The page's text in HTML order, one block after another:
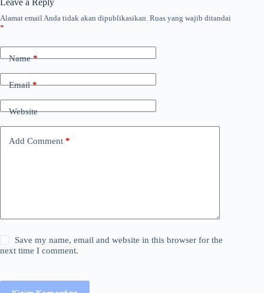
Leave a Reply
Alamat email Anda tidak akan dipublikasikan. Ruas yang wajib ditandai
*
Name*
Email*
Website
Add Comment *
Save my name, email and website in this browser for the
next time I comment.